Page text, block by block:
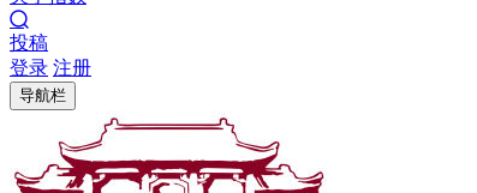
投稿
登录 注册
导航栏